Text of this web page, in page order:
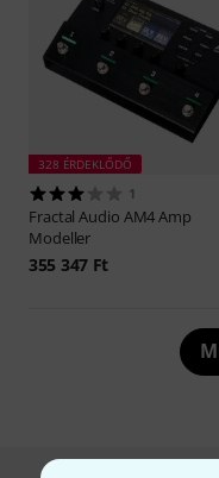
328 ÉRDEKLŐDŐ
1
Fractal Audio AM4 Amp
Modeller
355 347 Ft